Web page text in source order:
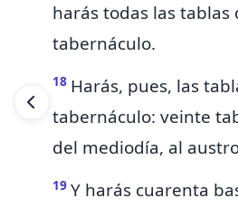
harás todas las tablas
tabernáculo.
18 Harás, pues, las
tabernáculo: veinte
del mediodía, al
19 Y harás cuarenta